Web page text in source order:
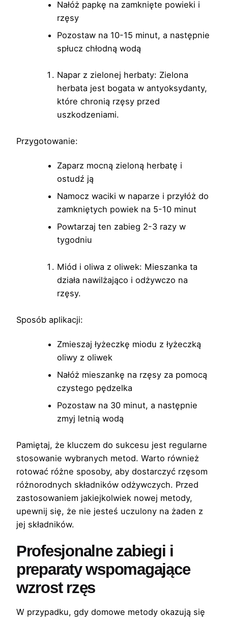
Nałóż papkę na zamknięte powieki i
rzęsy
Pozostaw na 10-15 minut, a następnie
spłucz chłodną wodą
Napar z zielonej herbaty: Zielona
herbata jest bogata w antyoksydanty,
które chronią rzęsy przed
uszkodzeniami.
Przygotowanie:
Zaparz mocną zieloną herbatę i
ostudź ją
Namocz waciki w naparze i przyłóż do
zamkniętych powiek na 5-10 minut
Powtarzaj ten zabieg 2-3 razy w
tygodniu
Miód i oliwa z oliwek: Mieszanka ta
działa nawilżająco i odżywczo na
rzęsy.
Sposób aplikacji:
Zmieszaj łyżeczkę miodu z łyżeczką
oliwy z oliwek
Nałóż mieszankę na rzęsy za pomocą
czystego pędzelka
Pozostaw na 30 minut, a następnie
zmyj letnią wodą
Pamiętaj, że kluczem do sukcesu jest regularne
stosowanie wybranych metod. Warto również
rotować różne sposoby, aby dostarczyć rzęsom
różnorodnych składników odżywczych. Przed
zastosowaniem jakiejkolwiek nowej metody,
upewnij się, że nie jesteś uczulony na żaden z
jej składników.
Profesjonalne zabiegi i
preparaty wspomagające
wzrost rzęs
W przypadku, gdy domowe metody okazują się